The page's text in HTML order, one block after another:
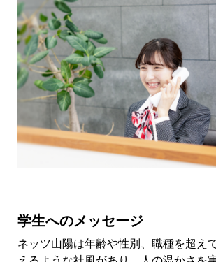
学生へのメッセージ
ネッツ山陽は年齢や性別、職種を超え